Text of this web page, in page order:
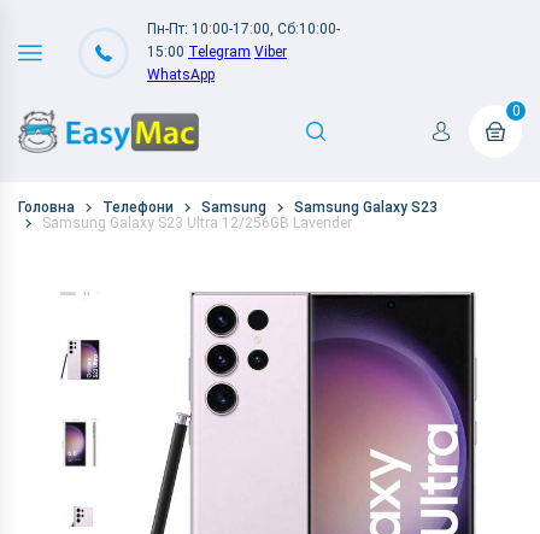
Пн-Пт: 10:00-17:00, Сб:10:00-
15:00 Telegram Viber
WhatsApp
0
Головна Телефони Samsung
Samsung Galaxy S23
Samsung Galaxy S23 Ultra 12/256GB Lavender